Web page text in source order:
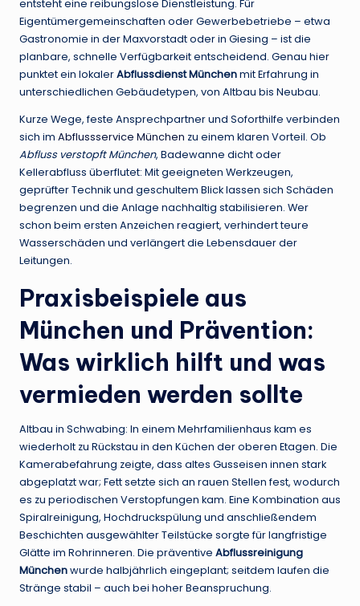
entsteht eine reibungslose Dienstleistung. Für
Eigentümergemeinschaften oder Gewerbebetriebe – etwa
Gastronomie in der Maxvorstadt oder in Giesing – ist die
planbare, schnelle Verfügbarkeit entscheidend. Genau hier
punktet ein lokalerAbflussdienst Münchenmit Erfahrung in
unterschiedlichen Gebäudetypen, von Altbau bis Neubau.
Kurze Wege, feste Ansprechpartner und Soforthilfe verbinden
sich im Abflussservice München zu einem klaren Vorteil. Ob
Abfluss verstopft München, Badewanne dicht oder
Kellerabfluss überflutet: Mit geeigneten Werkzeugen,
geprüfter Technik und geschultem Blick lassen sich Schäden
begrenzen und die Anlage nachhaltig stabilisieren. Wer
schon beim ersten Anzeichen reagiert, verhindert teure
Wasserschäden und verlängert die Lebensdauer der
Leitungen.
Praxisbeispiele aus
München und Prävention:
Was wirklich hilft und was
vermieden werden sollte
Altbau in Schwabing: In einem Mehrfamilienhaus kam es
wiederholt zu Rückstau in den Küchen der oberen Etagen. Die
Kamerabefahrung zeigte, dass altes Gusseisen innen stark
abgeplatzt war; Fett setzte sich an rauen Stellen fest, wodurch
es zu periodischen Verstopfungen kam. Eine Kombination aus
Spiralreinigung, Hochdruckspülung und anschließendem
Beschichten ausgewählter Teilstücke sorgte für langfristige
Glätte im Rohrinneren. Die präventive Abflussreinigung
Münchenwurde halbjährlich eingeplant; seitdem laufen die
Stränge stabil – auch bei hoher Beanspruchung.